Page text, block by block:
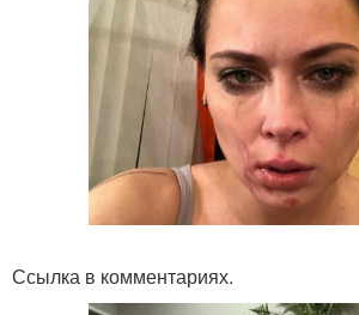
Ссылка в комментариях.